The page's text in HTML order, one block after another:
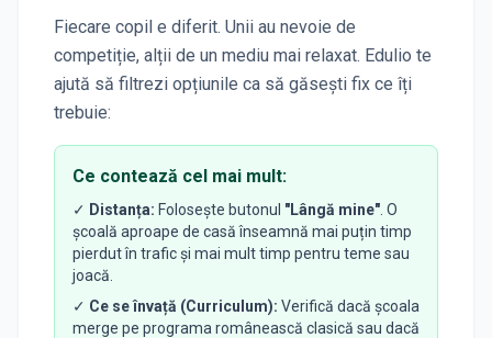
Fiecare copil e diferit. Unii au nevoie de
competiție, alții de un mediu mai relaxat. Edulio te
ajută să filtrezi opțiunile ca să găsești fix ce îți
trebuie:
Ce contează cel mai mult:
✓ Distanța: Folosește butonul "Lângă mine" . O
școală aproape de casă înseamnă mai puțin timp
pierdut în trafic și mai mult timp pentru teme sau
joacă.
✓ Ce se învață (Curriculum): Verifică dacă școala
merge pe programa românească clasică sau dacă